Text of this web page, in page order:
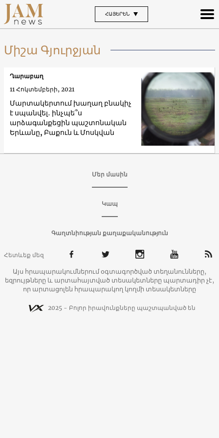
ՀԱՅԵՐԵՆ
Միշա Գյուրջյան
Մարտակերտում խաղաղ բնակիչ
է սպանվել․ ինչպե՞ս
արձագանքեցին պաշտոնական
Երևանը, Բաքուն և Մոսկվան
Ղարաբաղ
11 Հոկտեմբերի, 2021
Մեր մասին
Կապ
Գաղտնիության քաղաքականություն
Հետևեք մեզ
Այս հրապարակումներում օգտագործված տեղանունները,
եզրույթները և արտահայտված տեսակետները պարտադիր չէ,
որ արտացոլեն հրապարակող կողմի տեսակետները
2025 - Բոլոր իրավունքները պաշտպանված են